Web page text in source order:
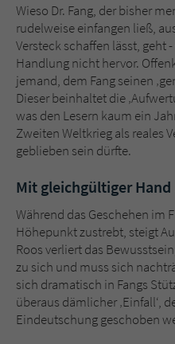
Wieso Dr. Fang, der bisher
rudelweise einfangen ließ,
Versteck schaffen lässt, geht
Handlung nicht hervor.
jemand, dem Fang seinen
Dieser beinhaltet die
was den Lesern kaum ein
Zweiten Weltkrieg als reales
geblieben sein dürfte.
Mit gleichgültiger
Während das Geschehen im
Höhepunkt zustrebt, steigt
Roos verliert das
zu sich und muss sich
sich dramatisch in Fangs
überaus dämlicher ‚Einfall‘,
Eindeutschung geschoben